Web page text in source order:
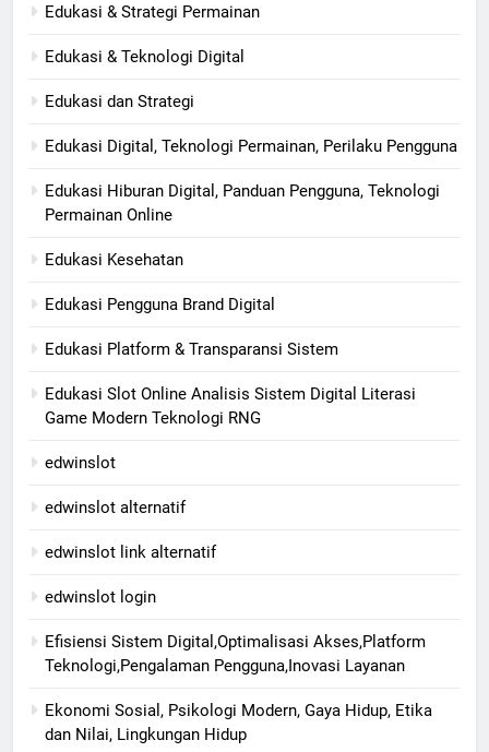
Edukasi & Strategi Permainan
Edukasi & Teknologi Digital
Edukasi dan Strategi
Edukasi Digital, Teknologi Permainan, Perilaku Pengguna
Edukasi Hiburan Digital, Panduan Pengguna, Teknologi
Permainan Online
Edukasi Kesehatan
Edukasi Pengguna Brand Digital
Edukasi Platform & Transparansi Sistem
Edukasi Slot Online Analisis Sistem Digital Literasi
Game Modern Teknologi RNG
edwinslot
edwinslot alternatif
edwinslot link alternatif
edwinslot login
Efisiensi Sistem Digital,Optimalisasi Akses,Platform
Teknologi,Pengalaman Pengguna,Inovasi Layanan
Ekonomi Sosial, Psikologi Modern, Gaya Hidup, Etika
dan Nilai, Lingkungan Hidup